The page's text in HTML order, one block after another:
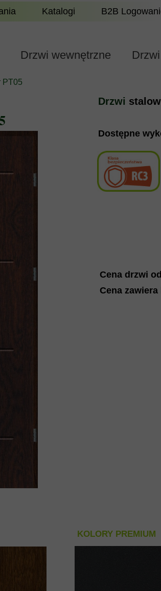
Drzwi wewnętrzne
Katalogi B2B
PT05
Cena
Cena drzwi
KOLORY PREMIUM
Dostępne
Drzwi